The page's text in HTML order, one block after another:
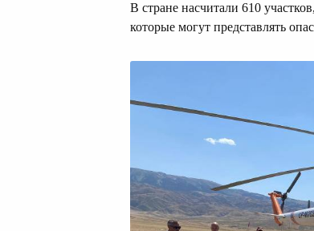
В стране насчитали 610
которые могут представлять